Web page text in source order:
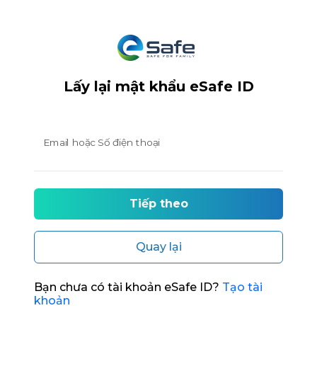
Lấy lại mật khẩu eSafe ID
Email hoặc Số điện thoại
Tiếp theo
Quay lại
Bạn chưa có tài khoản eSafe ID? Tạo tài
khoản